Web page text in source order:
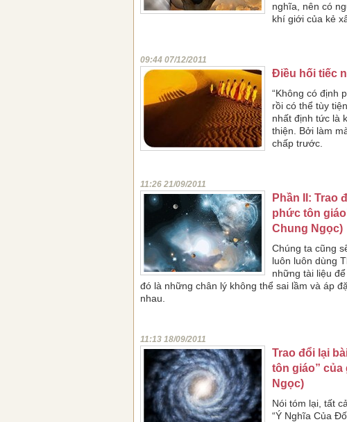
nghĩa, nên có
khí giới của kẻ
09:44 07/12/2011
Điều hối tiếc
“Không có định
rồi có thể tùy
nhất định tức là
thiện. Bởi làm
chấp trước.
11:26 21/09/2011
Phần II: Trao
phức tôn
Chung Ngọc)
Chúng ta cũng
luôn luôn dùng
những tài liệu
đó là những chân lý không thể sai lầm và áp
nhau.
11:13 18/09/2011
Trao đổi lại
tôn giáo” của
Ngọc)
Nói tóm lại, tất
“Ý Nghĩa Của